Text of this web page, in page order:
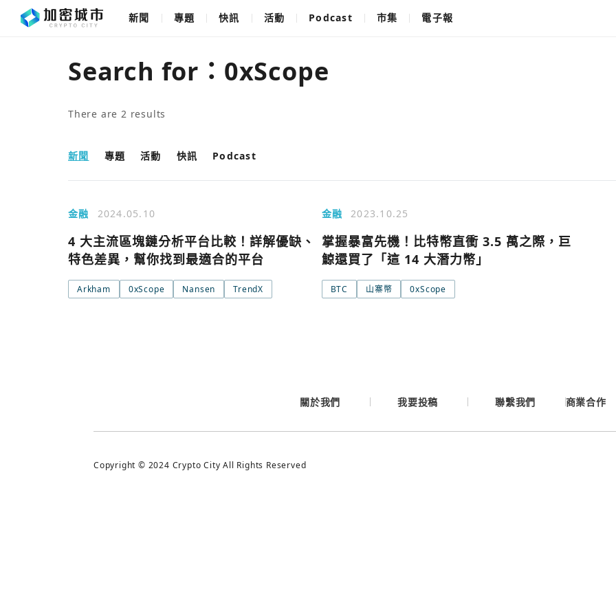
新聞 專題 快訊 活動 Podcast 市集 電子報
Search for： 0xScope
There are 2 results
新聞 專題 活動 快訊 Podcast
金融 2024.05.10
4 大主流區塊鏈分析平台比較！詳解優缺、
特色差異，幫你找到最適合的平台
Arkham 0xScope Nansen TrendX
金融 2023.10.25
掌握暴富先機！比特幣直衝 3.5 萬之際，巨
鯨還買了「這 14 大潛力幣」
BTC 山寨幣 0xScope
您已閒置5分鐘，請點擊關閉按鈕或空白處，即可
關於我們 我要投稿 聯繫我們 商業合作
Copyright © 2024 Crypto City All Rights Reserved